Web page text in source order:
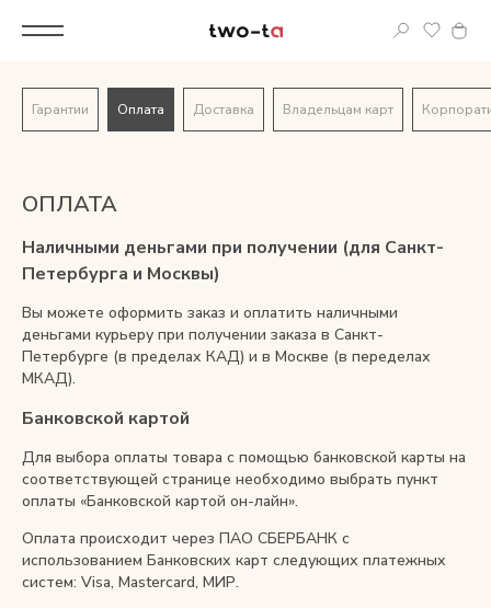
Корпоративным клиентам
Новинки
Популярное
LIMITED
Мужские сумки
Рюкзаки
Гарантии Оплата Доставка Владельцам карт
ОПЛАТА
Наличными деньгами при получении (для Санкт-
Петербурга и Москвы)
Вы можете оформить заказ и оплатить наличными
деньгами курьеру при получении заказа в Санкт-
Петербурге (в пределах КАД) и в Москве (в переделах
МКАД).
Банковской картой
Для выбора оплаты товара с помощью банковской карты на
соответствующей странице необходимо выбрать пункт
оплаты «Банковской картой он-лайн».
Оплата происходит через ПАО СБЕРБАНК с
использованием Банковских карт следующих платежных
систем: Visa, Mastercard, МИР.